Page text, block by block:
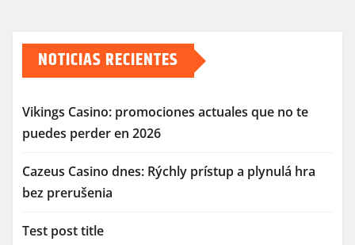
NOTICIAS RECIENTES
Vikings Casino: promociones actuales que no te
puedes perder en 2026
Cazeus Casino dnes: Rýchly prístup a plynulá hra
bez prerušenia
Test post title